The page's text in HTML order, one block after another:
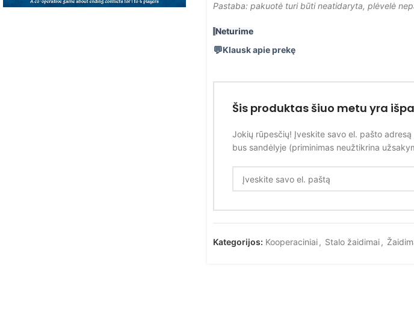
Pastaba: pakuotė turi būti neatidaryta, plėvelė
Neturime
Klausk apie prekę
Šis produktas šiuo metu yra
Jokių rūpesčių! Įveskite savo el. pašto
bus sandėlyje (priminimas neužtikrina
Kategorijos: Kooperaciniai , Stalo žaidimai ,